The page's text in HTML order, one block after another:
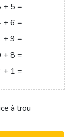
+ 5 =
+6 =
+9 =
+8 =
+ 1 =
à trou